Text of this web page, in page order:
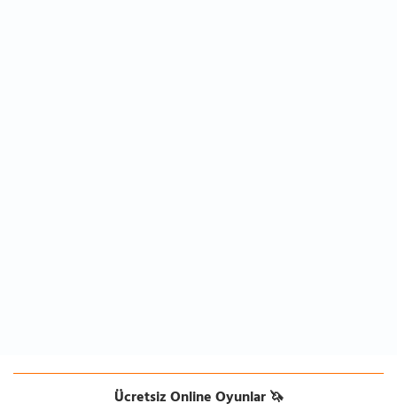
Ücretsiz Online Oyunlar 🦄